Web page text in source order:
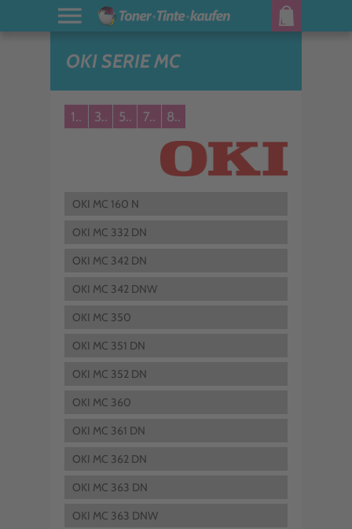
OKI SERIE MC
1.. 3.. 5.. 7.. 8..
OKI MC 160 N
OKI MC 332 DN
OKI MC 342 DN
OKI MC 342 DNW
OKI MC 350
OKI MC 351 DN
OKI MC 352 DN
OKI MC 360
OKI MC 361 DN
OKI MC 362 DN
OKI MC 363 DN
OKI MC 363 DNW